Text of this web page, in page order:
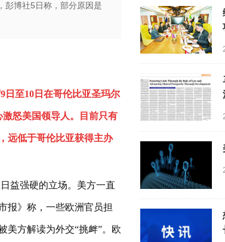
彭博社5日称，部分原因是
日至10日在哥伦比亚圣玛尔
怒美国领导人。目前只有
远低于哥伦比亚获得主办
益强硬的立场。美方一直
报》称，一些欧洲官员担
美方解读为外交“挑衅”。欧